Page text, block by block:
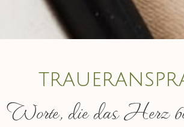
Worte, die das Herz